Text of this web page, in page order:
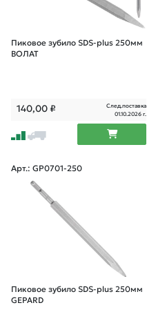
Пиковое зубило SDS-plus 250мм
ВОЛАТ
140,00₽
След.поставка
01.10.2026 г.
Арт.: GP0701-250
Пиковое зубило SDS-plus 250мм
GEPARD